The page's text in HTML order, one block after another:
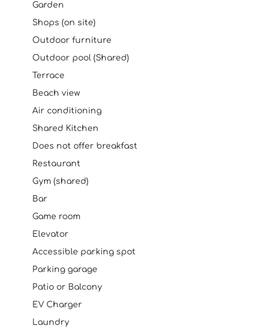
Garden
Shops (on site)
Outdoor furniture
Outdoor pool (Shared)
Terrace
Beach view
Air conditioning
Shared Kitchen
Does not offer breakfast
Restaurant
Gym (shared)
Bar
Game room
Elevator
Accessible parking spot
Parking garage
Patio or Balcony
EV Charger
Laundry